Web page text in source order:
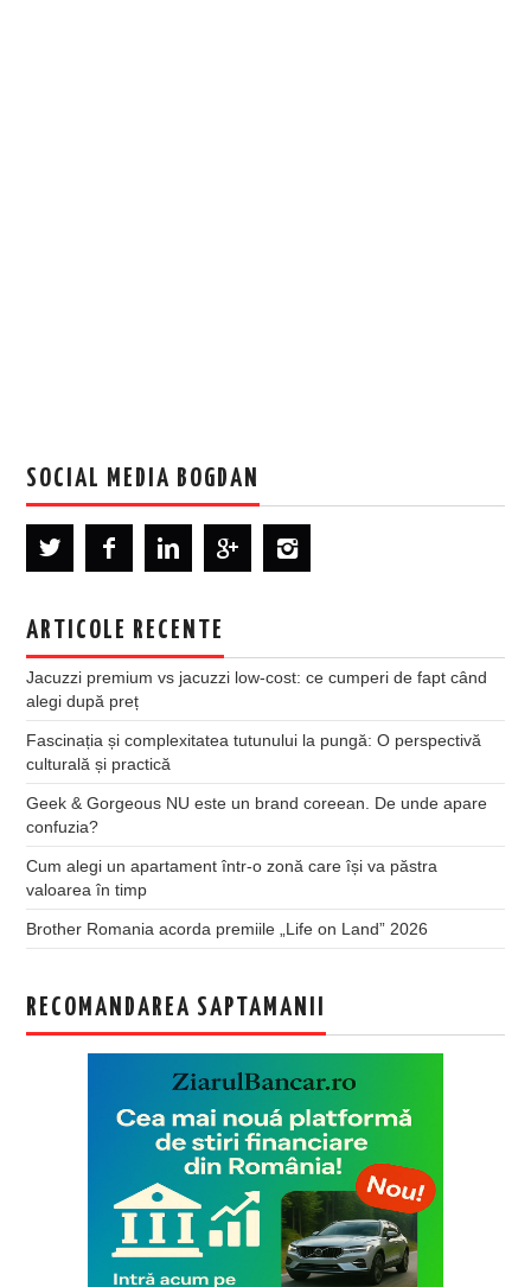
SOCIAL MEDIA BOGDAN
ARTICOLE RECENTE
Jacuzzi premium vs jacuzzi low-cost: ce cumperi de fapt când
alegi după preț
Fascinația și complexitatea tutunului la pungă: O perspectivă
culturală și practică
Geek & Gorgeous NU este un brand coreean. De unde apare
confuzia?
Cum alegi un apartament într-o zonă care își va păstra
valoarea în timp
Brother Romania acorda premiile „Life on Land” 2026
RECOMANDAREA SAPTAMANII